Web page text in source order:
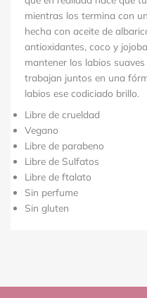
mientras los termina con
hecha con aceite de
antioxidantes, coco y
mantener los labios suaves
trabajan juntos en una
labios ese codiciado brillo.
Libre de crueldad
Vegano
Libre de parabeno
Libre de Sulfatos
Libre de ftalato
Sin perfume
Sin gluten